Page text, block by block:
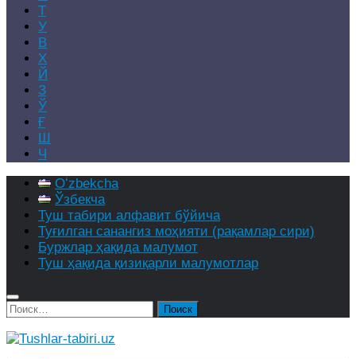
Т
У
В
Х
Й
З
Ў
Ғ
Ш
Ч
Oʻzbekcha
Ўзбекча
Туш табири алфавит бўйича
Туғилган санангиз моҳияти (рақамлар сири)
Буржлар ҳақида малумот
Туш ҳақида қизиқарли малумотлар
Найти: